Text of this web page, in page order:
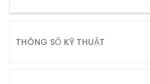
THÔNG SỐ KỸ THUẬT